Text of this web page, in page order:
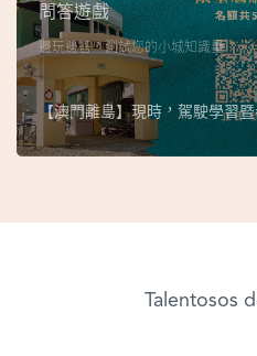
問答遊戲
邊玩邊答，測試您的小城知識量
【澳門離島】現時，駕駛學習
Talentosos